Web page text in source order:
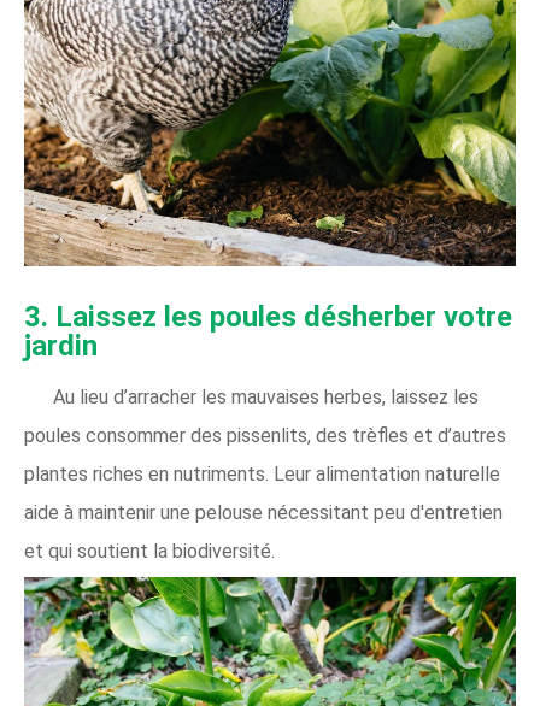
3. Laissez les poules désherber votre
jardin
Au lieu d’arracher les mauvaises herbes, laissez les
poules consommer des pissenlits, des trèfles et d’autres
plantes riches en nutriments. Leur alimentation naturelle
aide à maintenir une pelouse nécessitant peu d'entretien
et qui soutient la biodiversité.